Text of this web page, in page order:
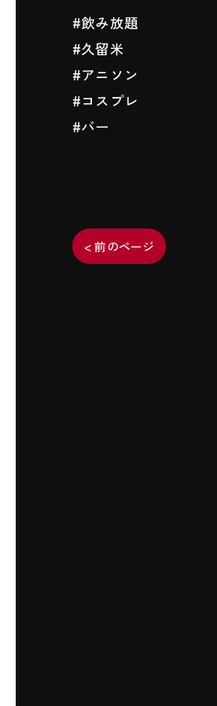
#飲み放題
#久留米
#アニソン
#コスプレ
#バー
< 前のページ